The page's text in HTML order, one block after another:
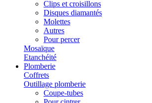
Clips et croisillons
Disques diamantés
Molettes
Autres
Pour percer
Mosaïque
Etanchéité
Plomberie
Coffrets
Outillage plomberie
Coupe-tubes